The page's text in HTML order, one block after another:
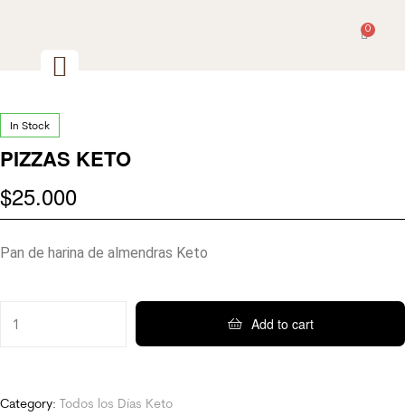
0
In Stock
PIZZAS KETO
$25.000
Pan de harina de almendras Keto
Add to cart
Category: Todos los Días Keto